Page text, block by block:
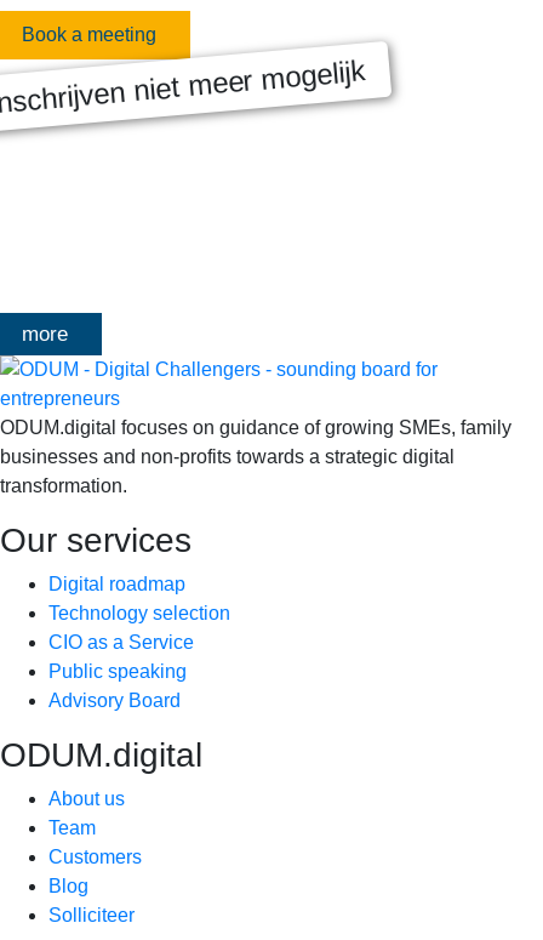
Book a meeting
niet meer mogelijk
MASTERCLASS 2025
more
ODUM.digital focuses on guidance of growing SMEs, family
businesses and non-profits towards a strategic digital
transformation.
Our services
Digital roadmap
Technology selection
CIO as a Service
Public speaking
Advisory Board
ODUM.digital
About us
Team
Customers
Blog
Solliciteer